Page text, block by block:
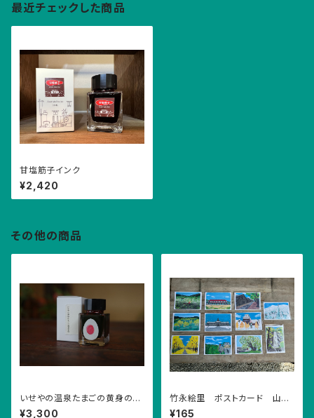
最近チェックした商品
甘塩筋子インク
¥2,420
その他の商品
いせやの温泉たまごの黄身の
色 インク
¥3,300
竹永絵里 ポストカード 山形
の景観
¥165